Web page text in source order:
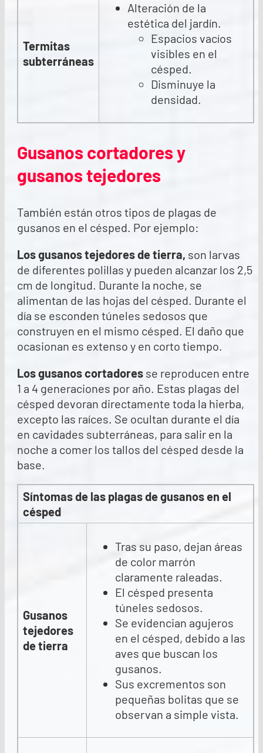
Termitas
subterráneas
Alteración de la
estética del jardín.
Espacios vacíos
visibles en el
césped.
Disminuye la
densidad.
Gusanos cortadores y
gusanos tejedores
También están otros tipos de plagas de
gusanos en el césped. Por ejemplo:
Los gusanos tejedores de tierra, son larvas
de diferentes polillas y pueden alcanzar los 2,5
cm de longitud. Durante la noche, se
alimentan de las hojas del césped. Durante el
día se esconden túneles sedosos que
construyen en el mismo césped. El daño que
ocasionan es extenso y en corto tiempo.
Los gusanos cortadores se reproducen entre
1 a 4 generaciones por año. Estas plagas del
césped devoran directamente toda la hierba,
excepto las raíces. Se ocultan durante el día
en cavidades subterráneas, para salir en la
noche a comer los tallos del césped desde la
base.
Síntomas de las plagas de gusanos en el
césped
Gusanos
tejedores
de tierra
Tras su paso, dejan áreas
de color marrón
claramente raleadas.
El césped presenta
túneles sedosos.
Se evidencian agujeros
en el césped, debido a las
aves que buscan los
gusanos.
Sus excrementos son
pequeñas bolitas que se
observan a simple vista.